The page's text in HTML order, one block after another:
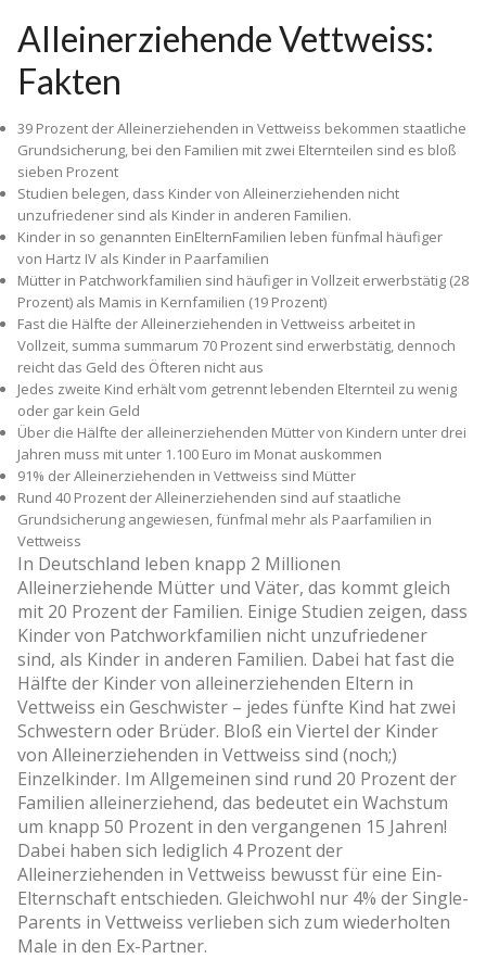
Alleinerziehende Vettweiss:
Fakten
39 Prozent der Alleinerziehenden in Vettweiss bekommen staatliche
Grundsicherung, bei den Familien mit zwei Elternteilen sind es bloß
sieben Prozent
Studien belegen, dass Kinder von Alleinerziehenden nicht
unzufriedener sind als Kinder in anderen Familien.
Kinder in so genannten Ein­Eltern­Familien leben fünfmal häufiger
von Hartz IV als Kinder in Paarfamilien
Mütter in Patchworkfamilien sind häufiger in Vollzeit erwerbstätig (28
Prozent) als Mamis in Kernfamilien (19 Prozent)
Fast die Hälfte der Alleinerziehenden in Vettweiss arbeitet in
Vollzeit, summa summarum 70 Prozent sind erwerbstätig, dennoch
reicht das Geld des Öfteren nicht aus
Jedes zweite Kind erhält vom getrennt lebenden Elternteil zu wenig
oder gar kein Geld
Über die Hälfte der alleinerziehenden Mütter von Kindern unter drei
Jahren muss mit unter 1.100 Euro im Monat auskommen
91% der Alleinerziehenden in Vettweiss sind Mütter
Rund 40 Prozent der Alleinerziehenden sind auf staatliche
Grundsicherung angewiesen, fünfmal mehr als Paarfamilien in
Vettweiss
In Deutschland leben knapp 2 Millionen
Alleinerziehende Mütter und Väter, das kommt gleich
mit 20 Prozent der Familien. Einige Studien zeigen, dass
Kinder von Patchworkfamilien nicht unzufriedener
sind, als Kinder in anderen Familien. Dabei hat fast die
Hälfte der Kinder von alleinerziehenden Eltern in
Vettweiss ein Geschwister – jedes fünfte Kind hat zwei
Schwestern oder Brüder. Bloß ein Viertel der Kinder
von Alleinerziehenden in Vettweiss sind (noch;)
Einzelkinder. Im Allgemeinen sind rund 20 Prozent der
Familien alleinerziehend, das bedeutet ein Wachstum
um knapp 50 Prozent in den vergangenen 15 Jahren!
Dabei haben sich lediglich 4 Prozent der
Alleinerziehenden in Vettweiss bewusst für eine Ein-
Elternschaft entschieden. Gleichwohl nur 4% der Single-
Parents in Vettweiss verlieben sich zum wiederholten
Male in den Ex-Partner.